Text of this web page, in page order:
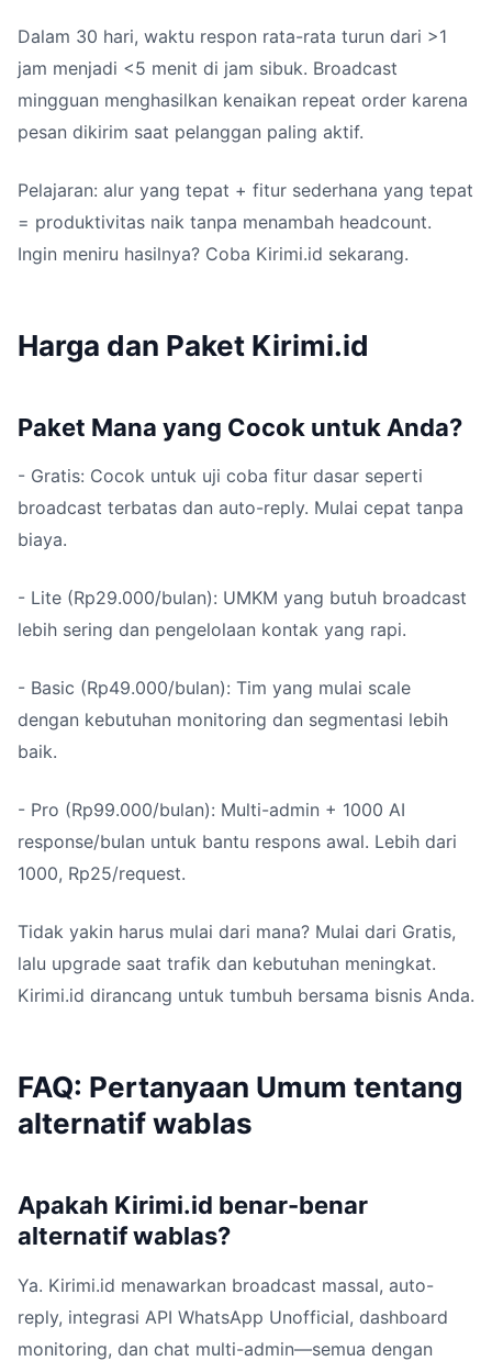
Dalam 30 hari, waktu respon rata-rata turun dari >1
jam menjadi <5 menit di jam sibuk. Broadcast
mingguan menghasilkan kenaikan repeat order karena
pesan dikirim saat pelanggan paling aktif.
Pelajaran: alur yang tepat + fitur sederhana yang tepat
= produktivitas naik tanpa menambah headcount.
Ingin meniru hasilnya? Coba Kirimi.id sekarang.
Harga dan Paket Kirimi.id
Paket Mana yang Cocok untuk Anda?
- Gratis: Cocok untuk uji coba fitur dasar seperti
broadcast terbatas dan auto-reply. Mulai cepat tanpa
biaya.
- Lite (Rp29.000/bulan): UMKM yang butuh broadcast
lebih sering dan pengelolaan kontak yang rapi.
- Basic (Rp49.000/bulan): Tim yang mulai scale
dengan kebutuhan monitoring dan segmentasi lebih
baik.
- Pro (Rp99.000/bulan): Multi-admin + 1000 AI
response/bulan untuk bantu respons awal. Lebih dari
1000, Rp25/request.
Tidak yakin harus mulai dari mana? Mulai dari Gratis,
lalu upgrade saat trafik dan kebutuhan meningkat.
Kirimi.id dirancang untuk tumbuh bersama bisnis Anda.
FAQ: Pertanyaan Umum tentang
alternatif wablas
Apakah Kirimi.id benar-benar
alternatif wablas?
Ya. Kirimi.id menawarkan broadcast massal, auto-
reply, integrasi API WhatsApp Unofficial, dashboard
monitoring, dan chat multi-admin—semua dengan